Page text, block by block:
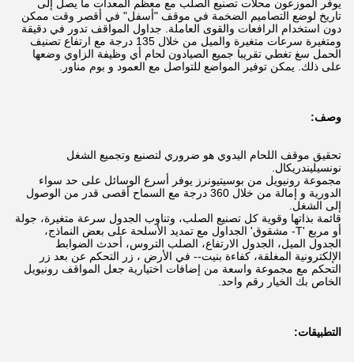
يوفر الموزعون محلات تصنيع الصلب مع معظم المعدات ما يصل إلى
تاريخ لوضع التصاميم الضخمة في موقف "أسفل" في أقصر وقت ممكن
دون استخدام الرافعات والقوى العاملة.
جداول المواقف تدور في دقيقة
ومتغيرة سرعات متغيرة والميل من خلال 135 درجة مع ارتفاع تصنيف
الحمل سغ تغطي تقريبا جميع الصيادون لحام أي وظيفة الزاوي وضعها
على ذلك.
يمكن توفير المواضع للتواصل مع العمود و بوم مناور.
وصف:
تحقيق موقف اللحام اليدوي هو ضروري لتصنيع وتجميع الشغل
نونسيليندريكال.
مجموعة رونيويل من بوسيتيونرز يوفر أسرع الوسائل على حد سواء
الدورية و إمالة من خلال 360 درجة مع السماح أقصى قدر من الوصول
إلى الشغل.
قائمة بذاتها وقوية كل تصنيع الصلب، وتناوب الجدول سرعة متغيرة، جولة
أو مربع 'T- مشقوق' الجداول مع تمديد الأسلحة على بعض النماذج،
الجدول الميل، الجدول الارتفاع، الصلب التروس، أحدث الضوابط
الإلكترونية المغلقة، كفاءة بنيت-- في الأرض ، زر التحكم عن بعد زر
التحكم مع مجموعة واسعة من إضافات اختيارية جعل المواقف رونيويل
الخاص بك الخيار رقم واحد.
التطبيقات: